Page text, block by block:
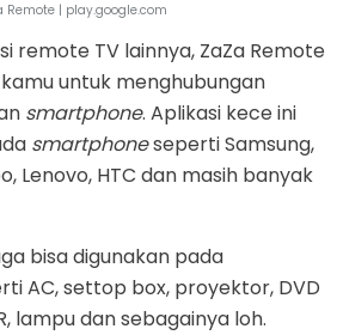
Remote | play.google.com
remote TV lainnya, ZaZa Remote
untuk menghubungan
smartphone. Aplikasi kece ini
smartphoneseperti Samsung,
Lenovo, HTC dan masih banyak
bisa digunakan pada
AC, settop box, proyektor, DVD
lampu dan sebagainya loh.